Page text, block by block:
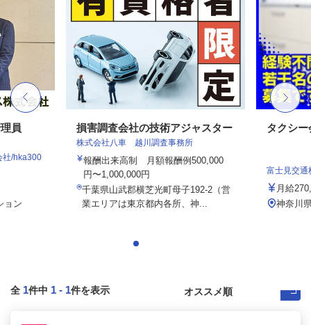
員
社/hka300
ョン
損害調査会社の技術アジャスター
株式会社八車 越川調査事務所
報酬出来高制 月額報酬例500,000
円〜1,000,000円
千葉県山武郡横芝光町母子192-2（営
業エリアは東京都内各所、神...
タクシ
富士見交通
月給
神奈川
全 1件中 1 - 1件を表示